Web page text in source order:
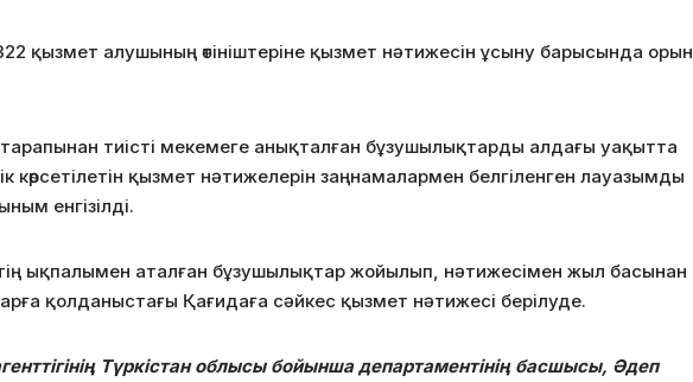
қызмет алушының өтініштеріне қызмет нәтижесін ұсыну барысында орын
тиісті мекемеге анықталған бұзушылықтарды алдағы уақытта
қызмет нәтижелерін заңнамалармен белгіленген лауазымды
енгізілді.
ықпалымен аталған бұзушылықтар жойылып, нәтижесімен жыл басынан
қолданыстағы Қағидаға сәйкес қызмет нәтижесі берілуде.
Түркістан облысы бойынша департаментінің басшысы, Әдеп